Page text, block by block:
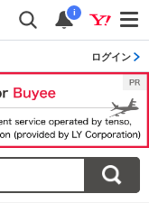
i
ログイン